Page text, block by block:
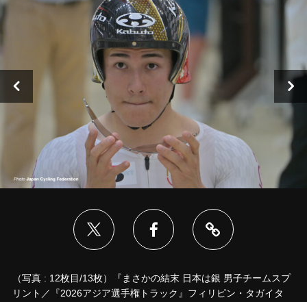
（写真 : 12枚目/13枚）『まさかの結末 日本は銀 男子チームスプ
リント／『2026アジア選手権トラック』フィリピン・タガイタ